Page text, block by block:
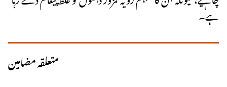
ہے۔
متعلقہ مضامین